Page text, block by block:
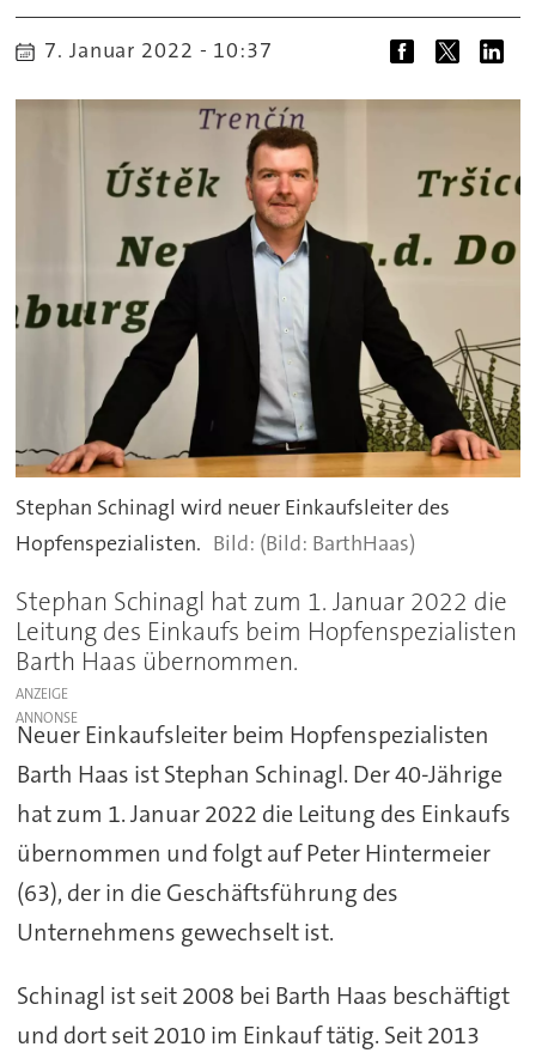
7. Januar 2022 - 10:37
Stephan Schinagl wird neuer Einkaufsleiter des
Hopfenspezialisten.
(Bild: BarthHaas)
Stephan Schinagl hat zum 1. Januar 2022 die
Leitung des Einkaufs beim Hopfenspezialisten
Barth Haas übernommen.
ANZEIGE
Neuer Einkaufsleiter beim Hopfenspezialisten
Barth Haas ist Stephan Schinagl. Der 40-Jährige
hat zum 1. Januar 2022 die Leitung des Einkaufs
übernommen und folgt auf Peter Hintermeier
(63), der in die Geschäftsführung des
Unternehmens gewechselt ist.
Schinagl ist seit 2008 bei Barth Haas beschäftigt
und dort seit 2010 im Einkauf tätig. Seit 2013